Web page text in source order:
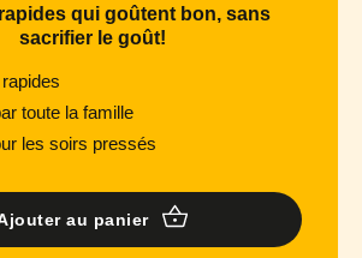
qui goûtent bon, sans
sacrifier le goût!
toute la famille
les soirs pressés
au panier